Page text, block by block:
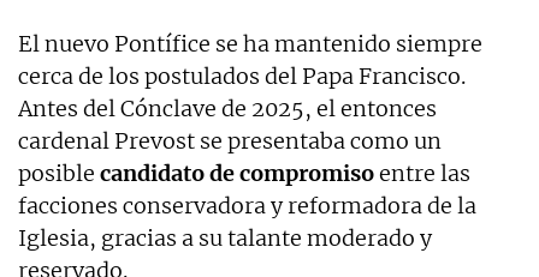
El nuevo Pontífice se ha mantenido siempre
cerca de los postulados del Papa Francisco.
Antes del Cónclave de 2025, el entonces
cardenal Prevost se presentaba como un
posible candidato de compromisoentre las
facciones conservadora y reformadora de la
Iglesia, gracias a su talante moderado y
reservado.